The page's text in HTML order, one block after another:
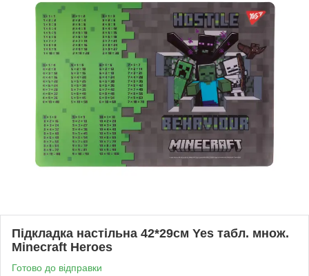
Підкладка настільна 42*29см Yes табл. множ.
Minecraft Heroes
Готово до відправки